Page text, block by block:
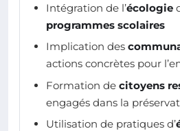
Intégration de l’écologie
programmes scolaires
Implication des
actions concrètes pour
Formation de citoyens
engagés dans la
Utilisation de pratiques d’